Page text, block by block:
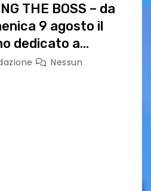
THE BOSS – da
9 agosto il
dedicato a
Nessun